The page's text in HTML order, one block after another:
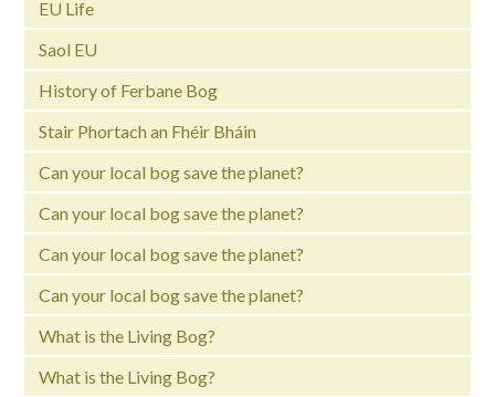
EU Life
Saol EU
History of Ferbane Bog
Stair Phortach an Fhéir Bháin
Can your local bog save the planet?
Can your local bog save the planet?
Can your local bog save the planet?
Can your local bog save the planet?
What is the Living Bog?
What is the Living Bog?